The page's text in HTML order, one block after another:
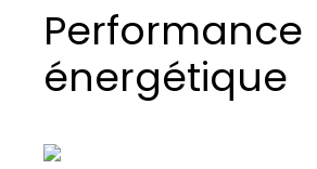
Performance
énergétique